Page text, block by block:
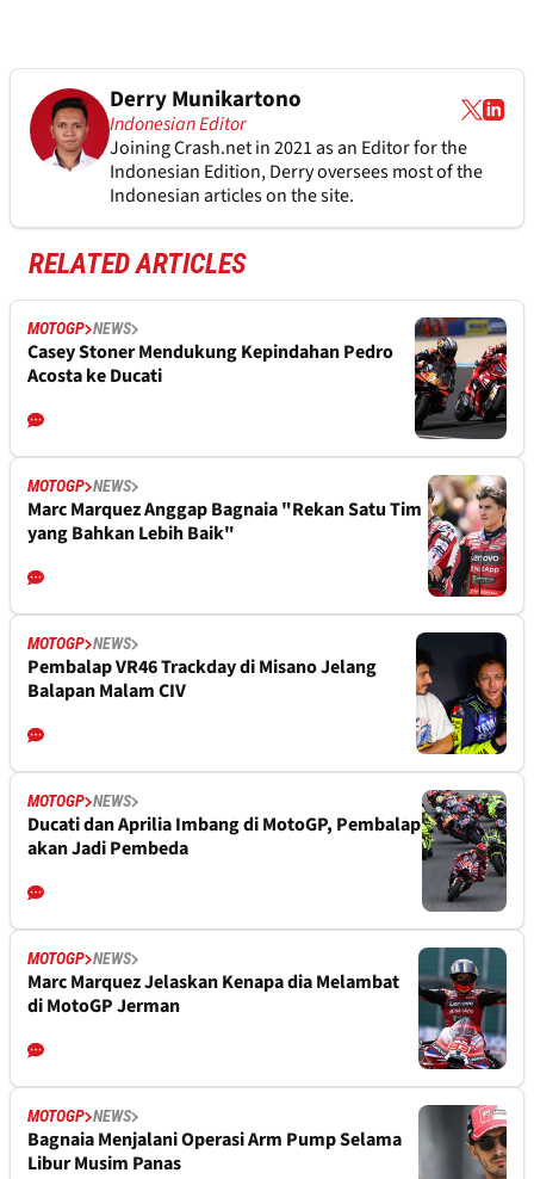
Derry Munikartono
Indonesian Editor
Joining Crash.net in 2021 as an Editor for the
Indonesian Edition, Derry oversees most of the
Indonesian articles on the site.
RELATED ARTICLES
MOTOGP NEWS
Casey Stoner Mendukung Kepindahan Pedro
Acosta ke Ducati
MOTOGP NEWS
Marc Marquez Anggap Bagnaia "Rekan Satu Tim
yang Bahkan Lebih Baik"
MOTOGP NEWS
Pembalap VR46 Trackday di Misano Jelang
Balapan Malam CIV
MOTOGP NEWS
Ducati dan Aprilia Imbang di MotoGP, Pembalap
akan Jadi Pembeda
MOTOGP NEWS
Marc Marquez Jelaskan Kenapa dia Melambat
di MotoGP Jerman
MOTOGP NEWS
Bagnaia Menjalani Operasi Arm Pump Selama
Libur Musim Panas